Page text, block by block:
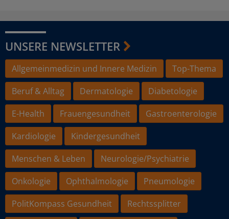
UNSERE NEWSLETTER
Allgemeinmedizin und Innere Medizin
Top-Thema
Beruf & Alltag
Dermatologie
Diabetologie
E-Health
Frauengesundheit
Gastroenterologie
Kardiologie
Kindergesundheit
Menschen & Leben
Neurologie/Psychiatrie
Onkologie
Ophthalmologie
Pneumologie
PolitKompass Gesundheit
Rechtssplitter